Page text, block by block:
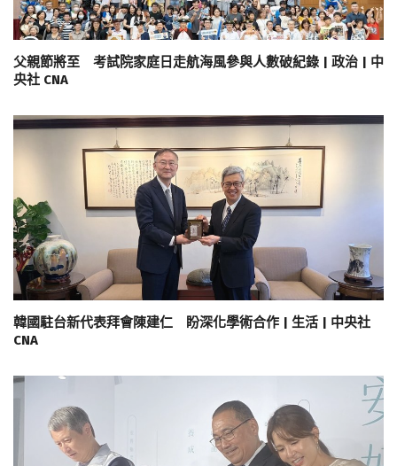
父親節將至 考試院家庭日走航海風參與人數破紀錄 | 政治 | 中
央社 CNA
韓國駐台新代表拜會陳建仁 盼深化學術合作 | 生活 | 中央社
CNA